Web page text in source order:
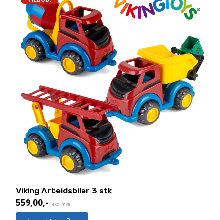
Viking Arbeidsbiler 3 stk
559,00,-
Nåværende
pris
eks. mva.